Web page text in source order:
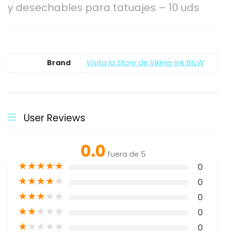
y desechables para tatuajes – 10 uds
Brand Visita la Store de Viking-Ink B&W
User Reviews
0.0 fuera de 5
★★★★★ 0
★★★★★ 0
★★★★★ 0
★★★★★ 0
★★★★★ 0